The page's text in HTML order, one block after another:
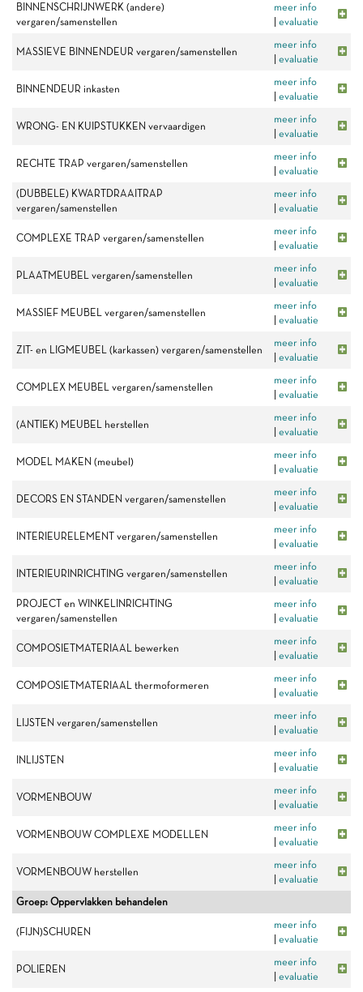
BINNENSCHRIJNWERK (andere)
vergaren/samenstellen
meer info
evaluatie
MASSIEVE BINNENDEUR vergaren/samenstellen
meer info
evaluatie
BINNENDEUR inkasten
meer info
evaluatie
WRONG- EN KUIPSTUKKEN vervaardigen
meer info
evaluatie
RECHTE TRAP vergaren/samenstellen
meer info
evaluatie
(DUBBELE) KWARTDRAAITRAP
vergaren/samenstellen
meer info
evaluatie
COMPLEXE TRAP vergaren/samenstellen
meer info
evaluatie
PLAATMEUBEL vergaren/samenstellen
meer info
evaluatie
MASSIEF MEUBEL vergaren/samenstellen
meer info
evaluatie
ZIT- en LIGMEUBEL (karkassen) vergaren/samenstellen
meer info
evaluatie
COMPLEX MEUBEL vergaren/samenstellen
meer info
evaluatie
(ANTIEK) MEUBEL herstellen
meer info
evaluatie
MODEL MAKEN (meubel)
meer info
evaluatie
DECORS EN STANDEN vergaren/samenstellen
meer info
evaluatie
INTERIEURELEMENT vergaren/samenstellen
meer info
evaluatie
INTERIEURINRICHTING vergaren/samenstellen
meer info
evaluatie
PROJECT en WINKELINRICHTING
vergaren/samenstellen
meer info
evaluatie
COMPOSIETMATERIAAL bewerken
meer info
evaluatie
COMPOSIETMATERIAAL thermoformeren
meer info
evaluatie
LIJSTEN vergaren/samenstellen
meer info
evaluatie
INLIJSTEN
meer info
evaluatie
VORMENBOUW
meer info
evaluatie
VORMENBOUW COMPLEXE MODELLEN
meer info
evaluatie
VORMENBOUW herstellen
meer info
evaluatie
Groep: Oppervlakken behandelen
(FIJN)SCHUREN
meer info
evaluatie
POLIEREN
meer info
evaluatie